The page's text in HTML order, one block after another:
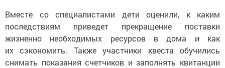
Вместе со специалистами дети оценили, к каким
последствиям приведет прекращение поставки
жизненно необходимых ресурсов в дома и как
их сэкономить. Также участники квеста обучились
снимать показания счетчиков и заполнять квитанции